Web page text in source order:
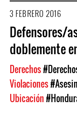
3 FEBRERO 2016
Defensores/
doblemente
Derechos
Violaciones
Ubicación